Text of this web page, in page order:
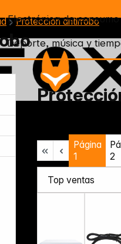
Electrónica de consumo
Deporte, música y
Protección antirrobo
Página
1
2